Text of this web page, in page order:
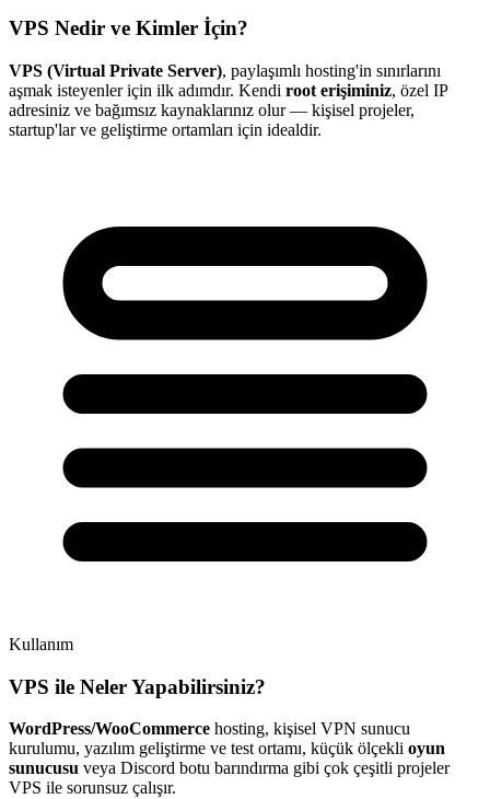
VPS Nedir ve Kimler İçin?
VPS (Virtual Private Server), paylaşımlı hosting'in sınırlarını
aşmak isteyenler için ilk adımdır. Kendi root erişiminiz, özel IP
adresiniz ve bağımsız kaynaklarınız olur — kişisel projeler,
startup'lar ve geliştirme ortamları için idealdir.
Kullanım
VPS ile Neler Yapabilirsiniz?
WordPress/WooCommerce hosting, kişisel VPN sunucu
kurulumu, yazılım geliştirme ve test ortamı, küçük ölçekli oyun
sunucusu veya Discord botu barındırma gibi çok çeşitli projeler
VPS ile sorunsuz çalışır.